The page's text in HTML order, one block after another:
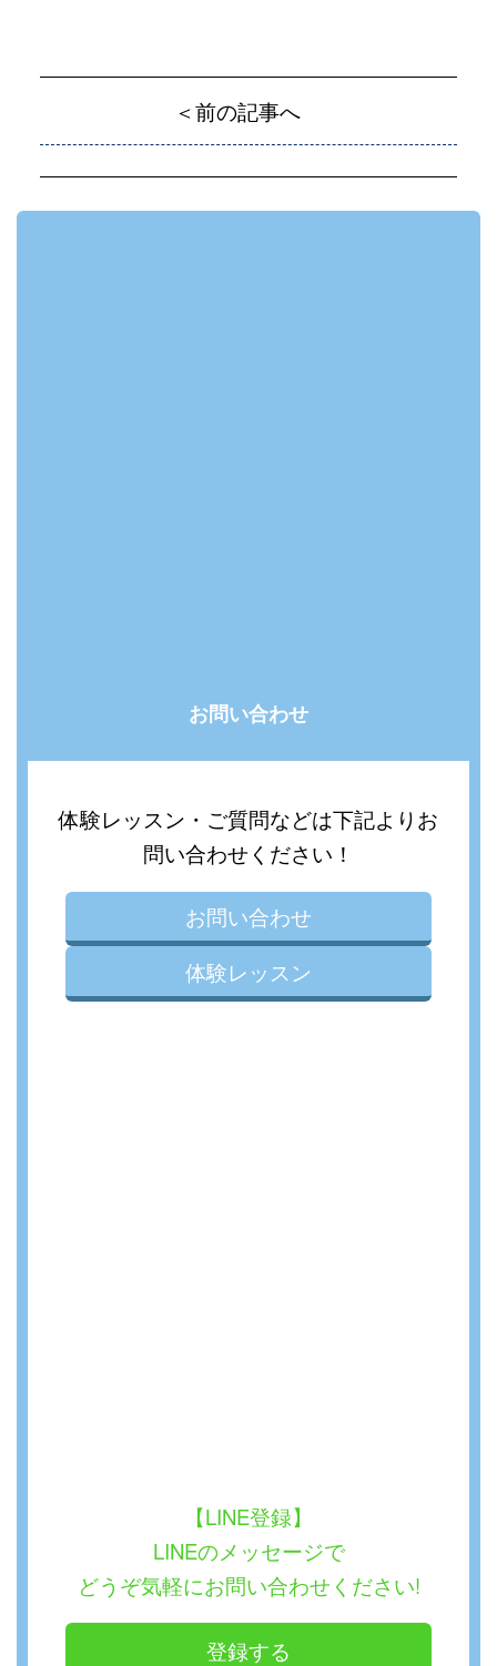
＜前の記事へ
お問い合わせ
体験レッスン・ご質問などは下記よりお
問い合わせください！
お問い合わせ
体験レッスン
【LINE登録】
LINEのメッセージで
どうぞ気軽にお問い合わせください!
登録する